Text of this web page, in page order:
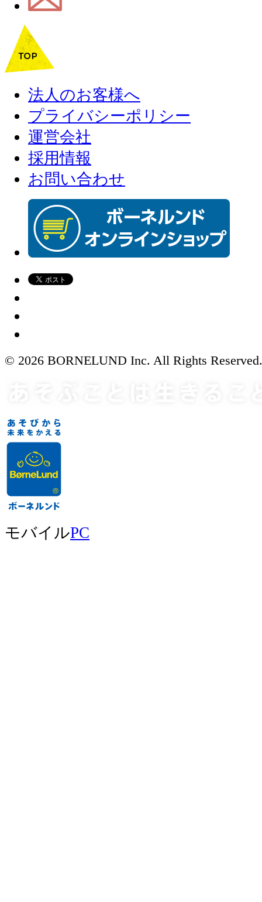
法人のお客様へ
プライバシーポリシー
運営会社
採用情報
お問い合わせ
© 2026 BORNELUND Inc. All Rights Reserved.
モバイルPC